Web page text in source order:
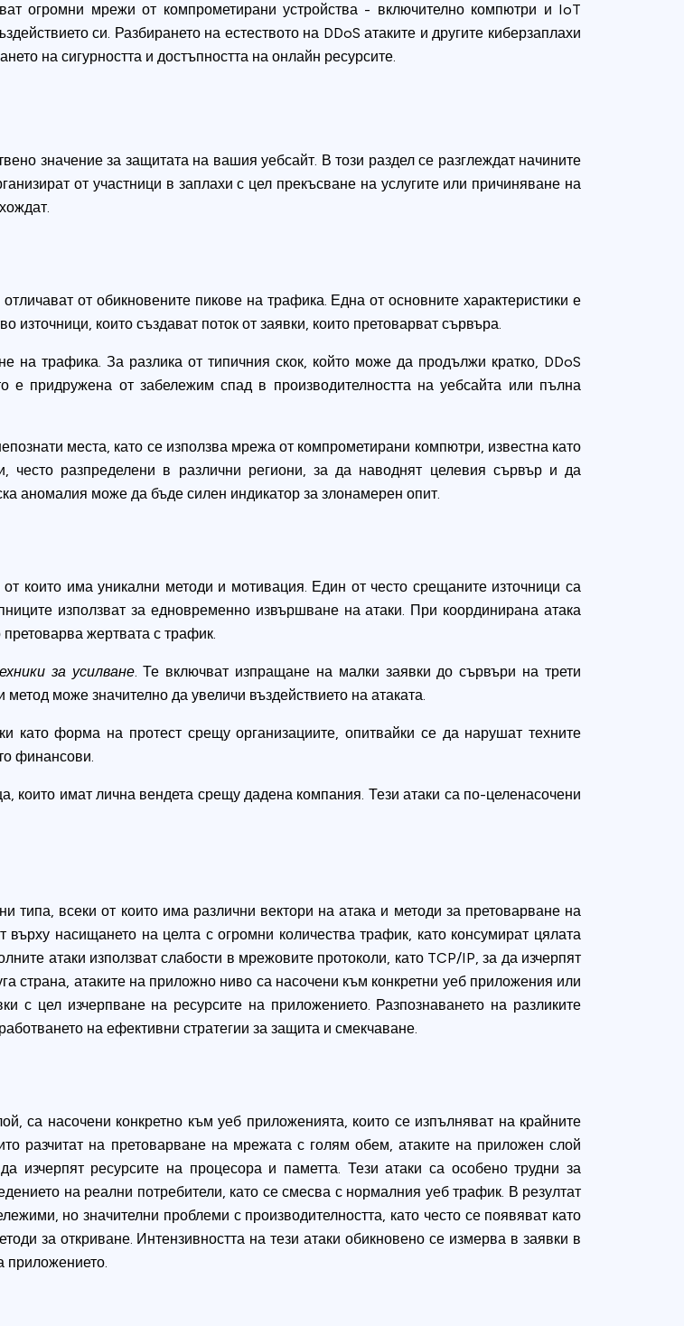
огромни мрежи от компрометирани устройства - включително компютри и IoT
си. Разбирането на естеството на DDoS атаките и другите киберзаплахи
на сигурността и достъпността на онлайн ресурсите.
значение за защитата на вашия уебсайт. В този раздел се разглеждат начините
от участници в заплахи с цел прекъсване на услугите или причиняване на
от обикновените пикове на трафика. Една от основните характеристики е
източници, които създават поток от заявки, които претоварват сървъра.
на трафика. За разлика от типичния скок, който може да продължи кратко, DDoS
придружена от забележим спад в производителността на уебсайта или пълна
места, като се използва мрежа от компрометирани компютри, известна като
често разпределени в различни региони, за да наводнят целевия сървър и да
аномалия може да бъде силен индикатор за злонамерен опит.
които има уникални методи и мотивация. Един от често срещаните източници са
използват за едновременно извършване на атаки. При координирана атака
жертвата с трафик.
за усилване. Те включват изпращане на малки заявки до сървъри на трети
може значително да увеличи въздействието на атаката.
като форма на протест срещу организациите, опитвайки се да нарушат техните
финансови.
които имат лична вендета срещу дадена компания. Тези атаки са по-целенасочени
типа, всеки от които има различни вектори на атака и методи за претоварване на
насищането на целта с огромни количества трафик, като консумират цялата
атаки използват слабости в мрежовите протоколи, като TCP/IP, за да изчерпят
страна, атаките на приложно ниво са насочени към конкретни уеб приложения или
с цел изчерпване на ресурсите на приложението. Разпознаването на разликите
на ефективни стратегии за защита и смекчаване.
са насочени конкретно към уеб приложенията, които се изпълняват на крайните
разчитат на претоварване на мрежата с голям обем, атаките на приложен слой
изчерпят ресурсите на процесора и паметта. Тези атаки са особено трудни за
на реални потребители, като се смесва с нормалния уеб трафик. В резултат
но значителни проблеми с производителността, като често се появяват като
за откриване. Интензивността на тези атаки обикновено се измерва в заявки в
приложението.